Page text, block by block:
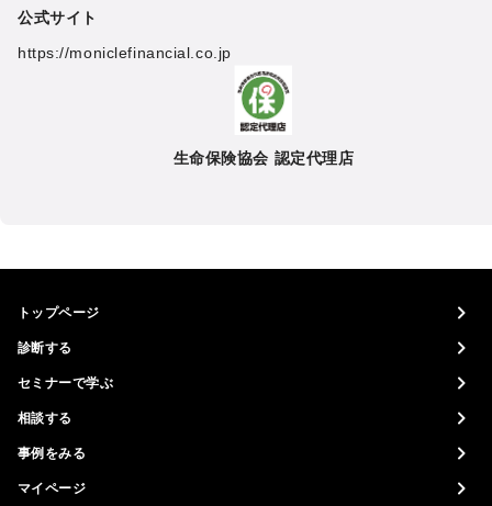
公式サイト
https://moniclefinancial.co.jp
生命保険協会 認定代理店
トップページ
診断する
セミナーで学ぶ
相談する
事例をみる
マイページ